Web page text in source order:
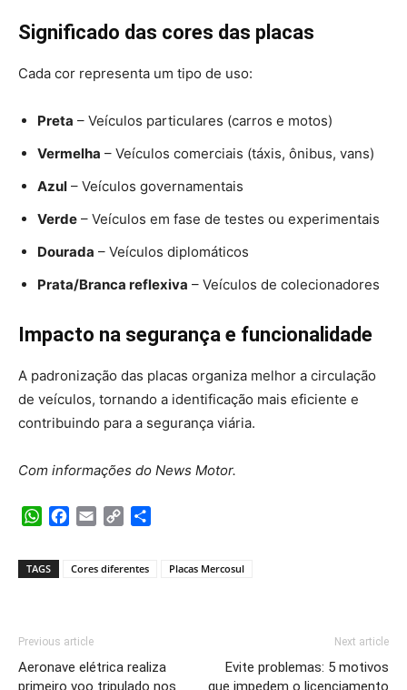
Significado das cores das placas
Cada cor representa um tipo de uso:
Preta – Veículos particulares (carros e motos)
Vermelha – Veículos comerciais (táxis, ônibus, vans)
Azul – Veículos governamentais
Verde – Veículos em fase de testes ou experimentais
Dourada – Veículos diplomáticos
Prata/Branca reflexiva – Veículos de colecionadores
Impacto na segurança e funcionalidade
A padronização das placas organiza melhor a circulação
de veículos, tornando a identificação mais eficiente e
contribuindo para a segurança viária.
Com informações do News Motor.
WhatsApp
Facebook
Email Copy
TAGS Cores diferentes Placas Mercosul
Previous article
Aeronave elétrica realiza
primeiro voo tripulado nos
Next article
Evite problemas: 5 motivos
que impedem o licenciamento